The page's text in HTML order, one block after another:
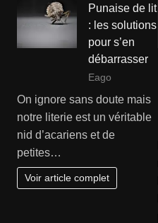
Punaise de lit
: les solutions
pour s’en
débarrasser
Eago
On ignore sans doute mais
notre literie est un véritable
nid d’acariens et de
petites…
Voir article complet